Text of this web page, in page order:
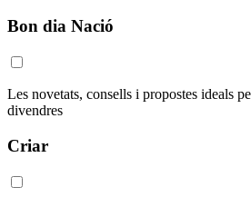
Bon dia Nació
Les novetats, consells i propostes ideals
divendres
Criar